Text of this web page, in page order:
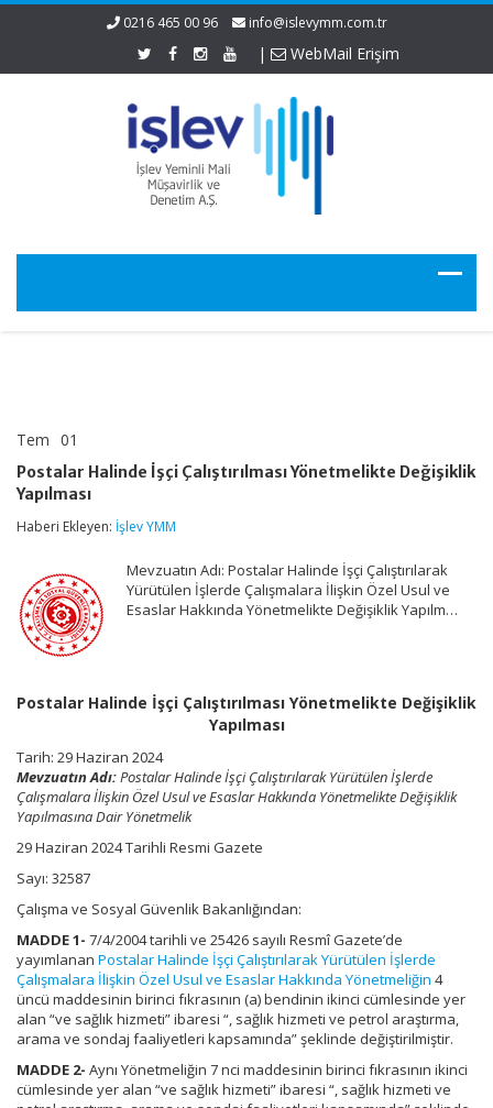
0216 465 00 96 info@islevymm.com.tr
| WebMail Erişim
Tem 01
İşçi
Değişiklik
Postalar Halinde İşçi Çalıştırılması Yönetmelikte Değişiklik
Yapılması
Haberi Ekleyen: İşlev YMM
Mevzuatın Adı: Postalar Halinde İşçi Çalıştırılarak
Yürütülen İşlerde Çalışmalara İlişkin Özel Usul ve
Esaslar Hakkında Yönetmelikte Değişiklik Yapılm…
Postalar Halinde İşçi Çalıştırılması Yönetmelikte Değişiklik
Yapılması
Tarih: 29 Haziran 2024
Mevzuatın Adı:Postalar Halinde İşçi Çalıştırılarak Yürütülen İşlerde
Çalışmalara İlişkin Özel Usul ve Esaslar Hakkında Yönetmelikte Değişiklik
Yapılmasına Dair Yönetmelik
29 Haziran 2024 Tarihli Resmi Gazete
Sayı: 32587
Çalışma ve Sosyal Güvenlik Bakanlığından:
MADDE 1- 7/4/2004 tarihli ve 25426 sayılı Resmî Gazete’de
yayımlanan Postalar Halinde İşçi Çalıştırılarak Yürütülen İşlerde
Çalışmalara İlişkin Özel Usul ve Esaslar Hakkında Yönetmeliğin 4
üncü maddesinin birinci fıkrasının (a) bendinin ikinci cümlesinde yer
alan “ve sağlık hizmeti” ibaresi “, sağlık hizmeti ve petrol araştırma,
arama ve sondaj faaliyetleri kapsamında” şeklinde değiştirilmiştir.
MADDE 2- Aynı Yönetmeliğin 7 nci maddesinin birinci fıkrasının ikinci
cümlesinde yer alan “ve sağlık hizmeti” ibaresi “, sağlık hizmeti ve